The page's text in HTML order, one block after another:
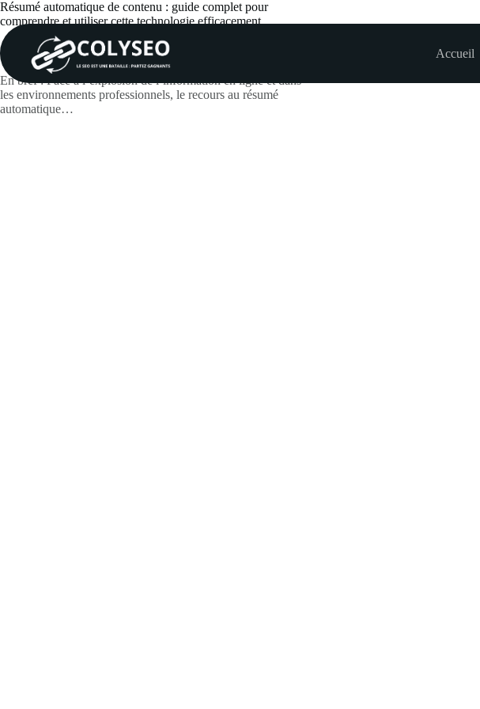
Passer
au
contenu
Accueil
Résumé automatique de contenu : guide complet pour
comprendre et utiliser cette technologie efficacement
Gabriel.Girard.12
juin 26, 2026
En bref : Face à l’explosion de l’information en ligne et dans
les environnements professionnels, le recours au résumé
automatique…